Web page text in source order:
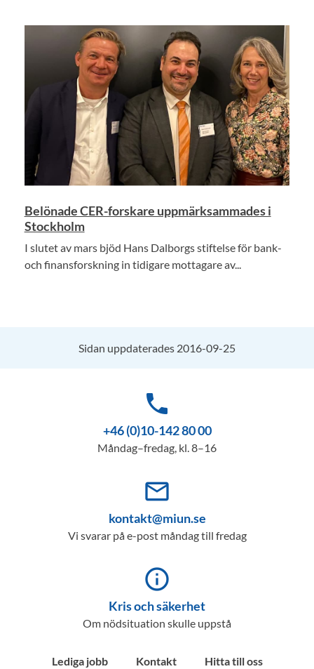
Belönade CER-forskare uppmärksammades i
Stockholm
I slutet av mars bjöd Hans Dalborgs stiftelse för bank-
och finansforskning in tidigare mottagare av...
Sidan uppdaterades 2016-09-25
phone
+46 (0)10-142 80 00
Måndag–fredag, kl. 8–16
mail_outline
kontakt@miun.se
Vi svarar på e-post måndag till fredag
info_outline
Kris och säkerhet
Om nödsituation skulle uppstå
Lediga jobb Kontakt Hitta till oss